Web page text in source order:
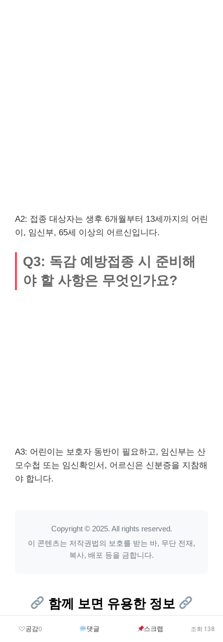
A2: 접종 대상자는 생후 6개월부터 13세까지의 어린
이, 임신부, 65세 이상의 어르신입니다.
Q3: 독감 예방접종 시 준비해
야 할 사항은 무엇인가요?
A3: 어린이는 보호자 동반이 필요하고, 임신부는 산
모수첩 또는 임신확인서, 어르신은 신분증을 지참해
야 합니다.
Copyright © 2025. All rights reserved.
이 콘텐츠는 저작권법의 보호를 받는 바, 무단 전재,
복사, 배포 등을 금합니다.
함께 보면 유용한 정보
공감0 댓글 스크랩 조회 138